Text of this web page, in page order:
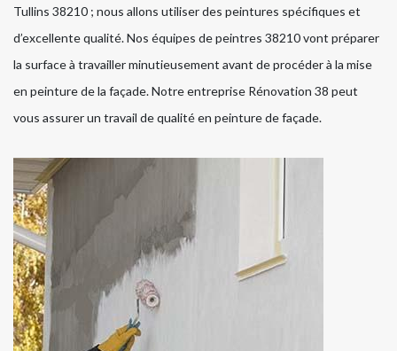
Tullins 38210 ; nous allons utiliser des peintures spécifiques et
d’excellente qualité. Nos équipes de peintres 38210 vont préparer
la surface à travailler minutieusement avant de procéder à la mise
en peinture de la façade. Notre entreprise Rénovation 38 peut
vous assurer un travail de qualité en peinture de façade.